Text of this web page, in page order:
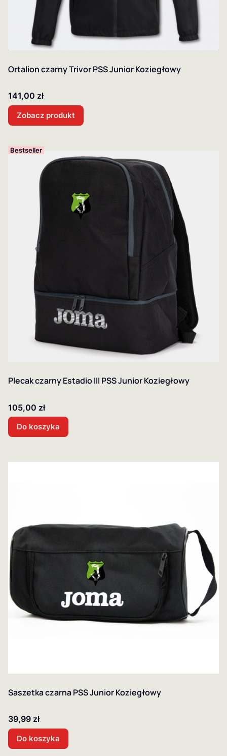
Ortalion czarny Trivor PSS Junior Koziegłowy
Cena
141,00 zł
Zobacz produkt
Bestseller
Plecak czarny Estadio III PSS Junior Koziegłowy
Cena
105,00 zł
Do koszyka
Saszetka czarna PSS Junior Koziegłowy
Cena
39,99 zł
Do koszyka